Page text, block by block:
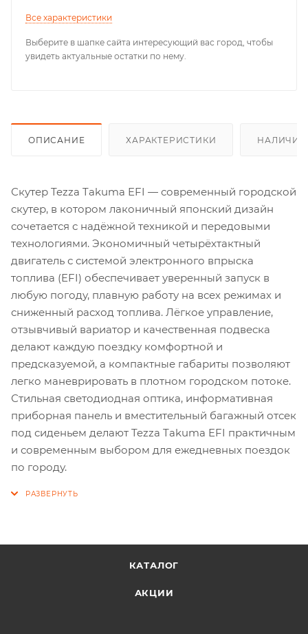
Все характеристики
Выберите в шапке сайта интересующий вас город, чтобы
увидеть актуальные остатки по нему.
ОПИСАНИЕ ХАРАКТЕРИСТИКИ НАЛИЧИЕ
Скутер Tezza Takuma EFI — современный городской
скутер, в котором лаконичный японский дизайн
сочетается с надёжной техникой и передовыми
технологиями. Экономичный четырёхтактный
двигатель с системой электронного впрыска
топлива (EFI) обеспечивает уверенный запуск в
любую погоду, плавную работу на всех режимах и
сниженный расход топлива. Лёгкое управление,
отзывчивый вариатор и качественная подвеска
делают каждую поездку комфортной и
предсказуемой, а компактные габариты позволяют
легко маневрировать в плотном городском потоке.
Стильная светодиодная оптика, информативная
приборная панель и вместительный багажный отсек
под сиденьем делают Tezza Takuma EFI практичным
и современным выбором для ежедневных поездок
по городу.
КАТАЛОГ
АКЦИИ